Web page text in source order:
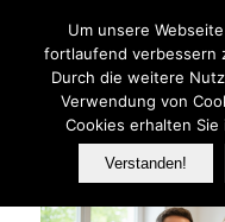
Um unsere
fortlaufend verbessern
Durch die weitere
Verwendung von
Cookies erhalten
Verstanden!